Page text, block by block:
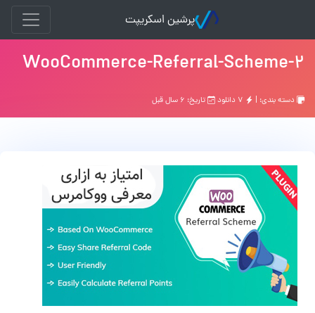
پرشین اسکریپت
WooCommerce-Referral-Scheme-2
دسته بندی: | تاریخ: ۶ سال قبل